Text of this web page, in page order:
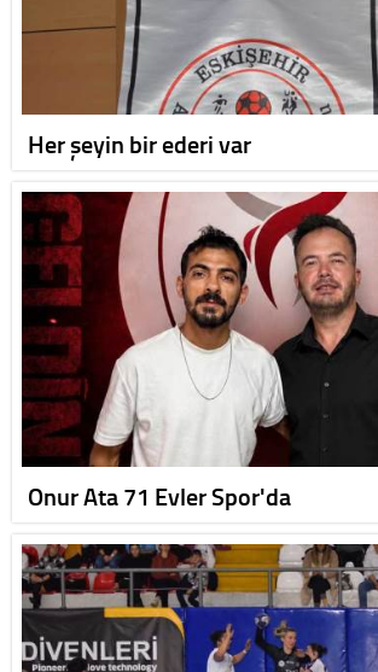
Her şeyin bir ederi var
Onur Ata 71 Evler Spor'da